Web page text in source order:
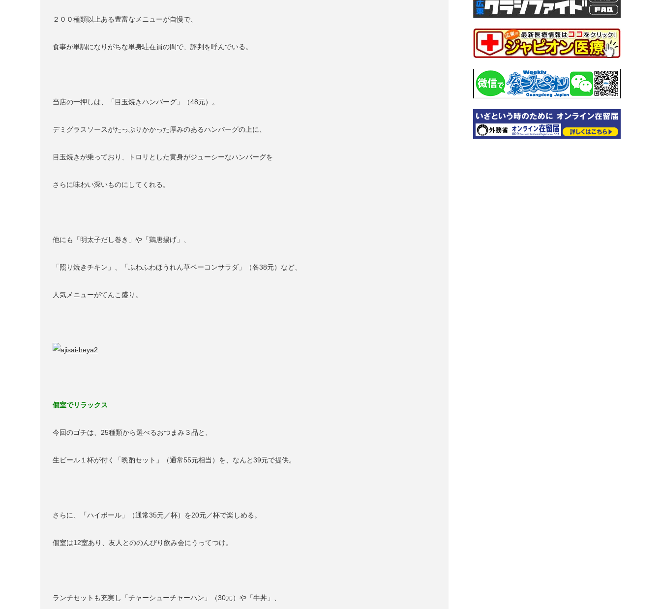
２００種類以上ある豊富なメニューが自慢で、
食事が単調になりがちな単身駐在員の間で、評判を呼んでいる。
当店の一押しは、「目玉焼きハンバーグ」（48元）。
デミグラスソースがたっぷりかかった厚みのあるハンバーグの上に、
目玉焼きが乗っており、トロリとした黄身がジューシーなハンバーグを
さらに味わい深いものにしてくれる。
他にも「明太子だし巻き」や「鶏唐揚げ」、
「照り焼きチキン」、「ふわふわほうれん草ベーコンサラダ」（各38元）など、
人気メニューがてんこ盛り。
個室でリラックス
今回のゴチは、25種類から選べるおつまみ３品と、
生ビール１杯が付く「晩酌セット」（通常55元相当）を、なんと39元で提供。
さらに、「ハイボール」（通常35元／杯）を20元／杯で楽しめる。
個室は12室あり、友人とののんびり飲み会にうってつけ。
ランチセットも充実し「チャーシューチャーハン」（30元）や「牛丼」、